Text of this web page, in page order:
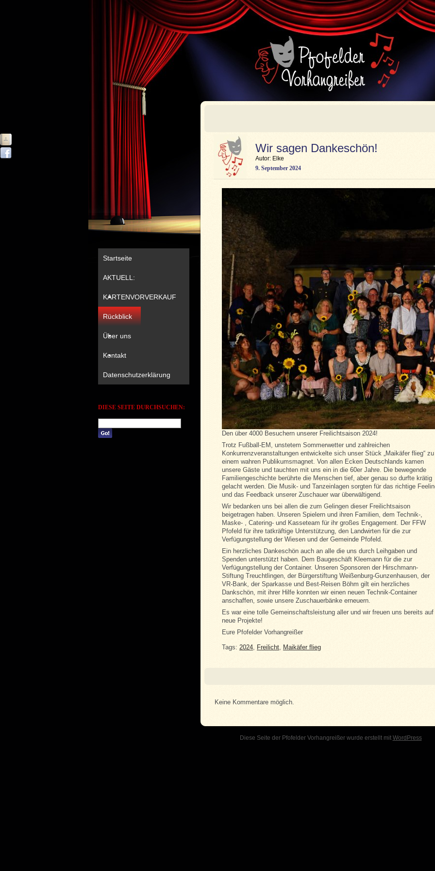
Startseite
AKTUELL:
KARTENVORVERKAUF
Rückblick
Über uns
Kontakt
Datenschutzerklärung
DIESE SEITE DURCHSUCHEN:
Wir sagen Dankeschön!
Autor: Elke
9. September 2024
Den über 4000 Besuchern unserer Freilichtsaison 2024!
Trotz Fußball-EM, unstetem Sommerwetter und zahlreichen
Konkurrenzveranstaltungen entwickelte sich unser Stück „Maikäfer flieg“ zu
einem wahren Publikumsmagnet. Von allen Ecken Deutschlands kamen
unsere Gäste und tauchten mit uns ein in die 60er Jahre. Die bewegende
Familiengeschichte berührte die Menschen tief, aber genau so durfte krätig
gelacht werden. Die Musik- und Tanzeinlagen sorgten für das richtige
und das Feedback unserer Zuschauer war überwältigend.
Wir bedanken uns bei allen die zum Gelingen dieser Freilichtsaison
beigetragen haben. Unseren Spielern und ihren Familien, dem Technik-,
Maske- , Catering- und Kasseteam für ihr großes Engagement. Der FFW
Pfofeld für ihre tatkräftige Unterstützung, den Landwirten für die zur
Verfügungstellung der Wiesen und der Gemeinde Pfofeld.
Ein herzliches Dankeschön auch an alle die uns durch Leihgaben und
Spenden unterstützt haben. Dem Baugeschäft Kleemann für die zur
Verfügungstellung der Container. Unseren Sponsoren der Hirschmann-
Stiftung Treuchtlingen, der Bürgerstiftung Weißenburg-Gunzenhausen, der
VR-Bank, der Sparkasse und Best-Reisen Böhm gilt ein herzliches
Dankschön, mit ihrer Hilfe konnten wir einen neuen Technik-Container
anschaffen, sowie unsere Zuschauerbänke erneuern.
Es war eine tolle Gemeinschaftsleistung aller und wir freuen uns bereits auf
neue Projekte!
Eure Pfofelder Vorhangreißer
Tags: 2024, Freilicht, Maikäfer flieg
Keine Kommentare möglich.
Diese Seite der Pfofelder Vorhangreißer wurde erstellt mit WordPress